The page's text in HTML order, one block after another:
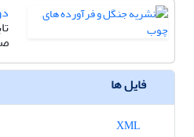
فایل ها